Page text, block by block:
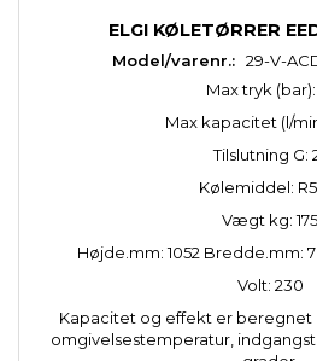
ELGI KØLETØRRER
Model/varenr.: 29-V-
Max tryk (bar):
Max kapacitet (l/
Tilslutning G:
Kølemiddel:
Vægt kg: 175
Højde.mm: 1052 Bredde.mm:
Volt: 230
Kapacitet og effekt er beregnet
omgivelsestemperatur,